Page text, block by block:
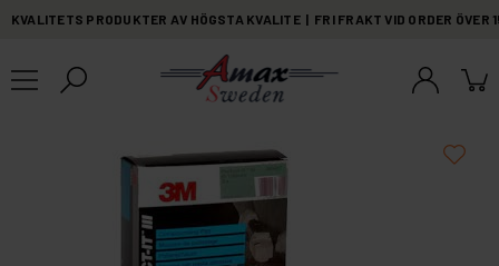
KVALITETS PRODUKTER AV HÖGSTA KVALITE | FRI FRAKT VID ORDER